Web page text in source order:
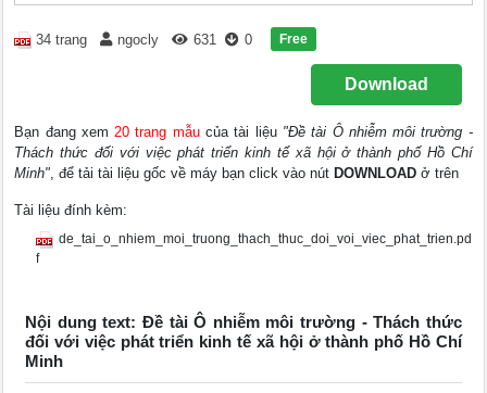
34 trang ngocly 631 0 Free
Download
Bạn đang xem20 trang mẫucủa tài liệu "Đề tài Ô nhiễm môi trường -
Thách thức đối với việc phát triển kinh tế xã hội ở thành phố Hồ Chí
Minh", để tải tài liệu gốc về máy bạn click vào nút DOWNLOAD ở trên
Tài liệu đính kèm:
de_tai_o_nhiem_moi_truong_thach_thuc_doi_voi_viec_phat_trien.pd
f
Nội dung text: Đề tài Ô nhiễm môi trường - Thách thức
đối với việc phát triển kinh tế xã hội ở thành phố Hồ Chí
Minh